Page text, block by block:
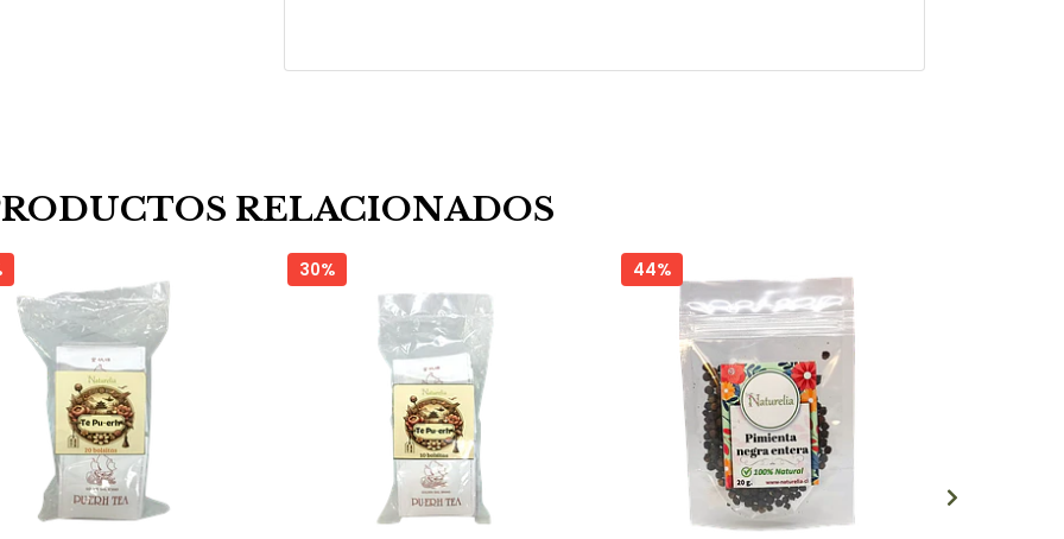
RELACIONADOS
30% 44%